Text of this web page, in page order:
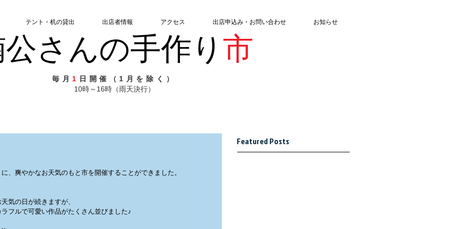
さんの手作り 市
テント・机の貸出 出店者情報 アクセス 出店申込み・お問い合わせ お知らせ
毎月 1 日開催（1月を除く）
10時～16時（雨天決行）
、爽やかなお天気のもと市を開催することができました。
気の日が続きますが、
フルで可愛い作品がたくさん並びました♪
Featured Posts